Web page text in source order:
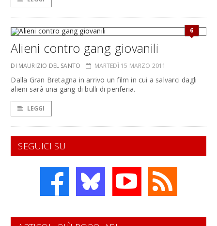
6
Alieni contro gang giovanili
DI MAURIZIO DEL SANTO MARTEDÌ 15 MARZO 2011
Dalla Gran Bretagna in arrivo un film in cui a salvarci dagli
alieni sarà una gang di bulli di periferia.
LEGGI
SEGUICI SU